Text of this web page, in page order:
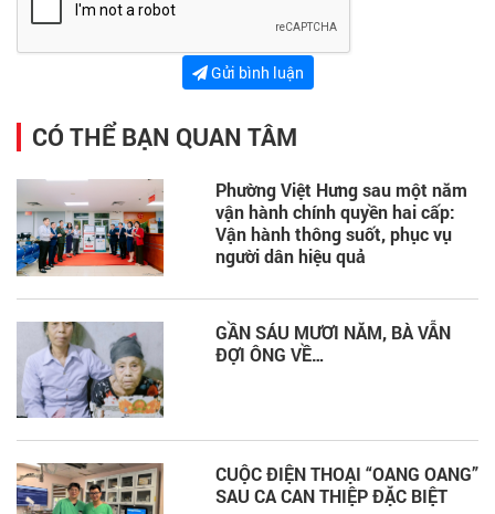
Gửi bình luận
CÓ THỂ BẠN QUAN TÂM
Phường Việt Hưng sau một năm
vận hành chính quyền hai cấp:
Vận hành thông suốt, phục vụ
người dân hiệu quả
GẦN SÁU MƯƠI NĂM, BÀ VẪN
ĐỢI ÔNG VỀ…
CUỘC ĐIỆN THOẠI “OANG OANG”
SAU CA CAN THIỆP ĐẶC BIỆT